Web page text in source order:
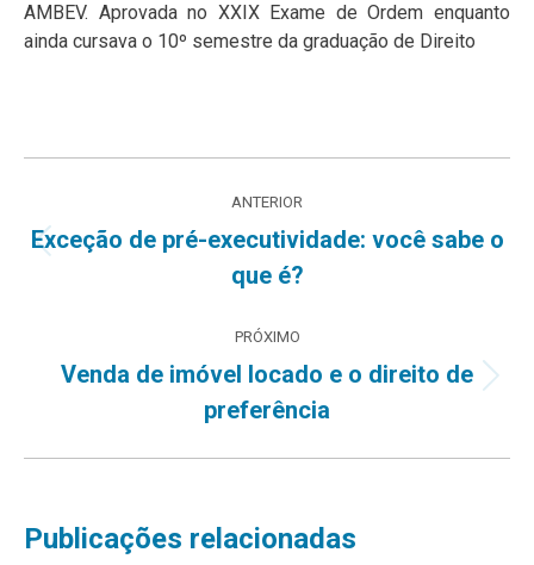
AMBEV. Aprovada no XXIX Exame de Ordem enquanto
ainda cursava o 10º semestre da graduação de Direito
de
ANTERIOR
Post
anterior:
Exceção de pré-executividade: você sabe o
que é?
PRÓXIMO
Próximo
post:
Venda de imóvel locado e o direito de
preferência
Publicações relacionadas